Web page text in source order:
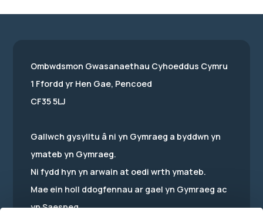
Ombwdsmon Gwasanaethau Cyhoeddus Cymru
1 Ffordd yr Hen Gae, Pencoed
CF35 5LJ
Gallwch gysylltu â ni yn Gymraeg a byddwn yn
ymateb yn Gymraeg.
Ni fydd hyn yn arwain at oedi wrth ymateb.
Mae ein holl ddogfennau ar gael yn Gymraeg ac
yn Saesneg.